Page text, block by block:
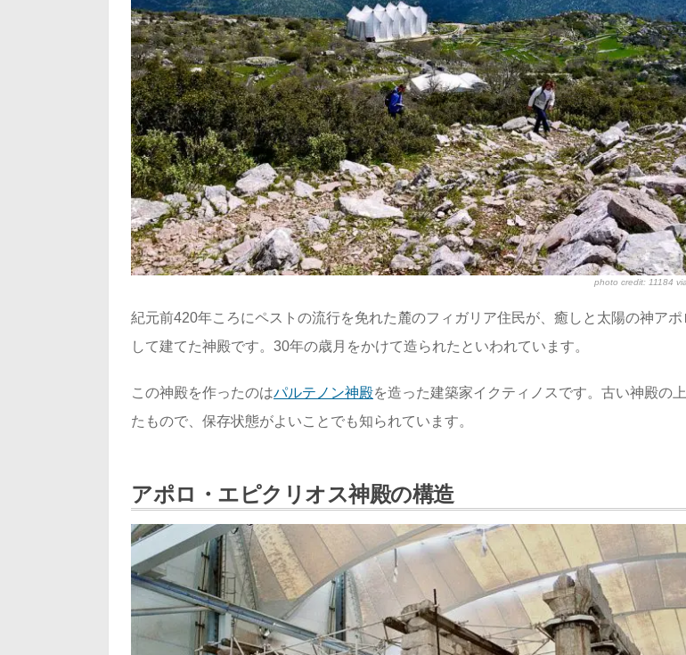
photo credit: 11184 via
紀元前420年ころにペストの流行を免れた麓のフィガリア住民が、癒しと太陽の神ア
して建てた神殿です。30年の歳月をかけて造られたといわれています。
この神殿を作ったのはパルテノン神殿を造った建築家イクティノスです。古い神殿の
たもので、保存状態がよいことでも知られています。
アポロ・エピクリオス神殿の構造